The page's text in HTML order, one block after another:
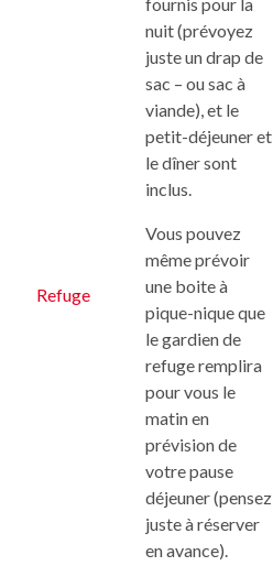
Refuge
nuit (prévoyez
juste un drap de
sac – ou sac à
viande), et le
petit-déjeuner et
le dîner sont
inclus.
Vous pouvez
même prévoir
une boite à
pique-nique que
le gardien de
refuge remplira
pour vous le
matin en
prévision de
votre pause
déjeuner (pensez
juste à réserver
en avance).